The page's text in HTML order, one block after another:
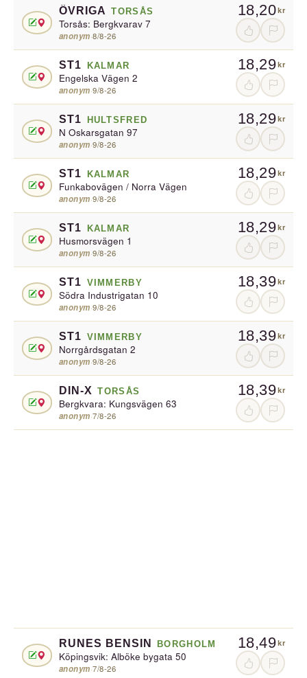
ÖVRIGA TORSÅS
Torsås: Bergkvarav 7
anonym·8/8-26
18,20kr
ST1 KALMAR
Engelska Vägen 2
anonym·9/8-26
18,29kr
ST1 HULTSFRED
N Oskarsgatan 97
anonym·9/8-26
18,29kr
ST1 KALMAR
Funkabovägen / Norra Vägen
anonym·9/8-26
18,29kr
ST1 KALMAR
Husmorsvägen 1
anonym·9/8-26
18,29kr
ST1 VIMMERBY
Södra Industrigatan 10
anonym·9/8-26
18,39kr
ST1 VIMMERBY
Norrgårdsgatan 2
anonym·9/8-26
18,39kr
DIN-X TORSÅS
Bergkvara: Kungsvägen 63
anonym·7/8-26
18,39kr
RUNES BENSIN BORGHOLM
Köpingsvik: Alböke bygata 50
anonym·7/8-26
18,49kr